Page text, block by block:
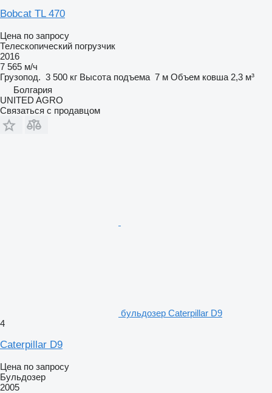
Bobcat TL 470
Цена по запросу
Телескопический погрузчик
2016
7 565 м/ч
Грузопод. 3 500 кг Высота подъема 7 м Объем ковша 2,3 м³
Болгария
UNITED AGRO
Связаться с продавцом
бульдозер Caterpillar D9
4
Caterpillar D9
Цена по запросу
Бульдозер
2005